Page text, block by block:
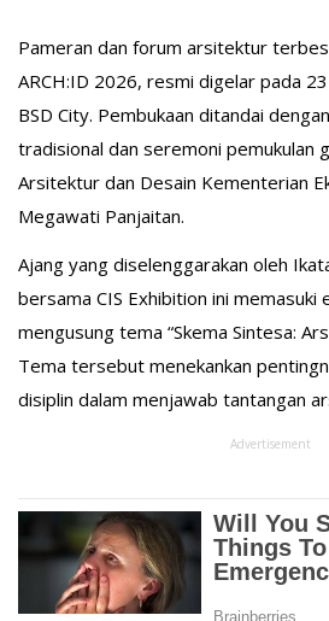
Pameran dan forum arsitektur
ARCH:ID 2026, resmi digelar pada
BSD City. Pembukaan ditandai
tradisional dan seremoni pemukulan
Arsitektur dan Desain Kementerian
Megawati Panjaitan.
Ajang yang diselenggarakan oleh
bersama CIS Exhibition ini memasuki
mengusung tema “Skema Sintesa:
Tema tersebut menekankan
disiplin dalam menjawab tantangan
Advertisement